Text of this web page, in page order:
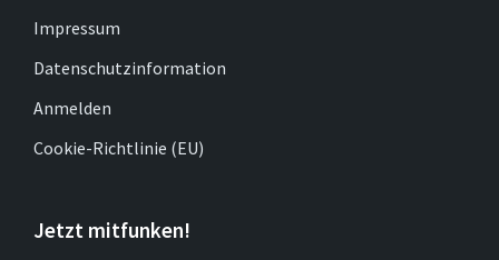
Impressum
Datenschutzinformation
Anmelden
Cookie-Richtlinie (EU)
Jetzt mitfunken!